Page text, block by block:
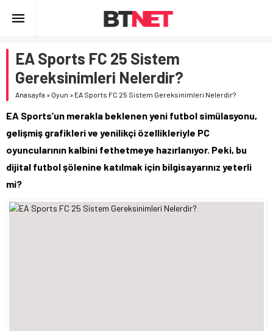
EA Sports FC 25 Sistem
Gereksinimleri Nelerdir?
Anasayfa » Oyun » EA Sports FC 25 Sistem Gereksinimleri Nelerdir?
EA Sports’un merakla beklenen yeni futbol simülasyonu,
gelişmiş grafikleri ve yenilikçi özellikleriyle PC
oyuncularının kalbini fethetmeye hazırlanıyor. Peki, bu
dijital futbol şölenine katılmak için bilgisayarınız yeterli
mi?